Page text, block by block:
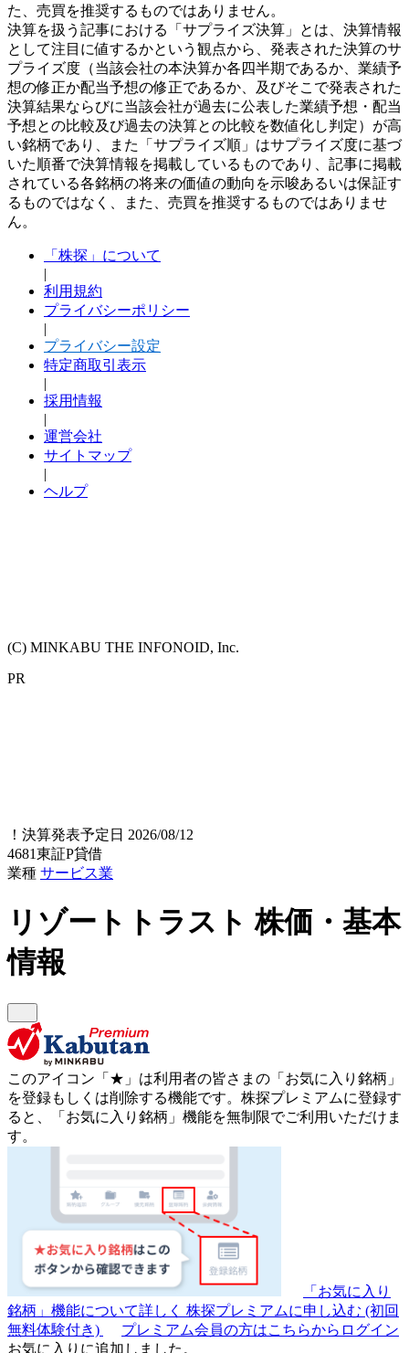
た、売買を推奨するものではありません。
決算を扱う記事における「サプライズ決算」とは、決算情報
として注目に値するかという観点から、発表された決算のサ
プライズ度（当該会社の本決算か各四半期であるか、業績予
想の修正か配当予想の修正であるか、及びそこで発表された
決算結果ならびに当該会社が過去に公表した業績予想・配当
予想との比較及び過去の決算との比較を数値化し判定）が高
い銘柄であり、また「サプライズ順」はサプライズ度に基づ
いた順番で決算情報を掲載しているものであり、記事に掲載
されている各銘柄の将来の価値の動向を示唆あるいは保証す
るものではなく、また、売買を推奨するものではありませ
ん。
「株探」について
|
利用規約
プライバシーポリシー
|
プライバシー設定
特定商取引表示
|
採用情報
|
運営会社
サイトマップ
|
ヘルプ
(C) MINKABU THE INFONOID, Inc.
PR
！ 決算発表予定日 2026/08/12
4681東証P貸借
業種 サービス業
リゾートトラスト株価・基本
情報
このアイコン 「★」 は利用者の皆さまの 「お気に入り銘柄」
を登録もしくは削除する機能です。 株探プレミアムに登録す
ると、「お気に入り銘柄」機能を無制限でご利用いただけま
す。
「お気に入り
銘柄」機能について詳しく 株探プレミアムに申し込む (初回
無料体験付き)
プレミアム会員の方はこちらからログイン
お気に入りに追加しました。